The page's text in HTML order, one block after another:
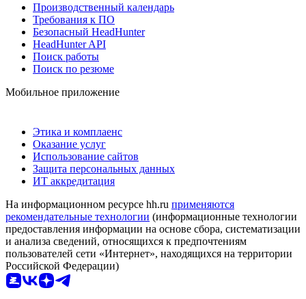
Производственный календарь
Требования к ПО
Безопасный HeadHunter
HeadHunter API
Поиск работы
Поиск по резюме
Мобильное приложение
Этика и комплаенс
Оказание услуг
Использование сайтов
Защита персональных данных
ИТ аккредитация
На информационном ресурсе hh.ru применяются
рекомендательные технологии (информационные технологии
предоставления информации на основе сбора, систематизации
и анализа сведений, относящихся к предпочтениям
пользователей сети «Интернет», находящихся на территории
Российской Федерации)